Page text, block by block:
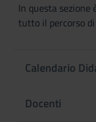
In questa
tutto il percorso
Calendario
Docenti